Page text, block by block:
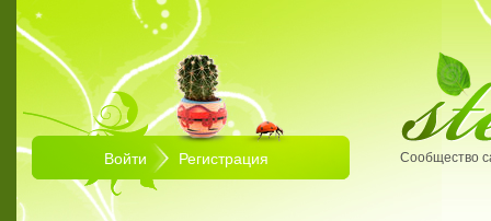
Перейти к основному содержанию
Войти Регистрация Сообщество